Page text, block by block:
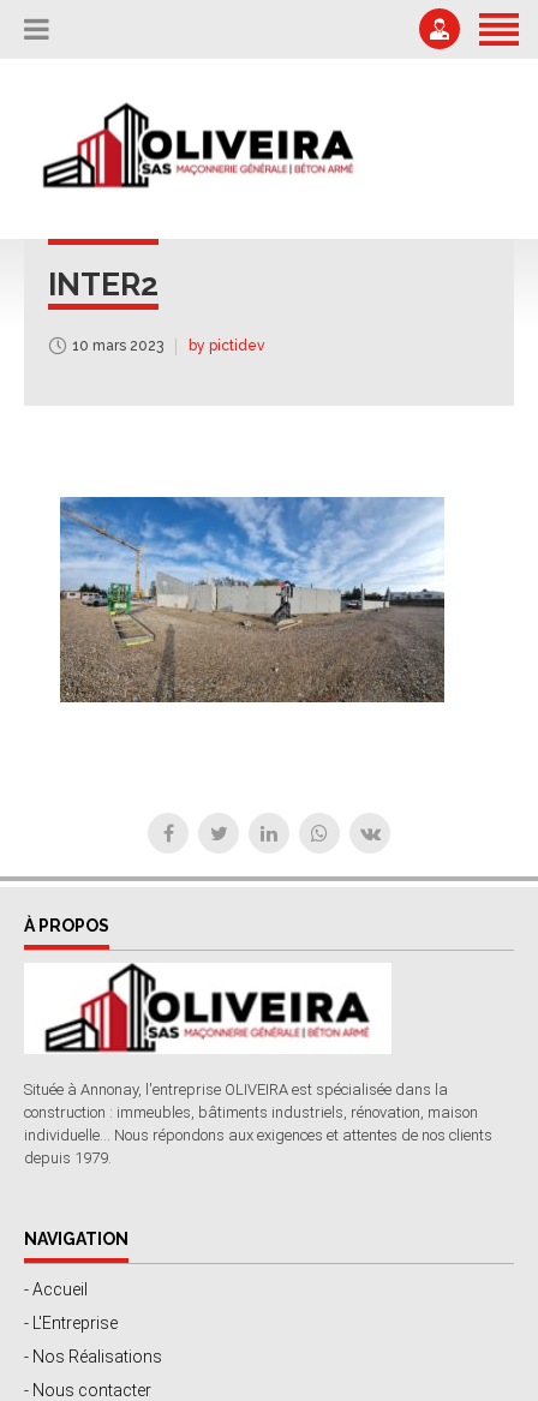
L’ENTREPRISE
Offres d'emploi
04 75 67 51 87
INTER2
10 mars 2023 by pictidev
À PROPOS
Située à Annonay, l'entreprise OLIVEIRA est spécialisée dans la
construction : immeubles, bâtiments industriels, rénovation, maison
individuelle... Nous répondons aux exigences et attentes de nos clients
depuis 1979.
NAVIGATION
- Accueil
- L'Entreprise
- Nos Réalisations
- Nous contacter